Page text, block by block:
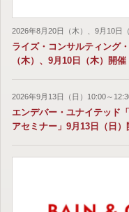
2026年8月20日（木）、9月10日
ライズ・コンサルティング
（木）、9月10日（木）開催
2026年9月13日（日）10:00～
エンデバー・ユナイテッド
アセミナー」9月13日（日）